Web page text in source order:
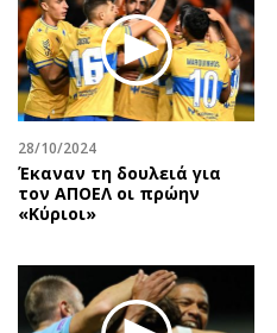
28/10/2024
Έκαναν τη δουλειά για
τον ΑΠΟΕΛ οι πρώην
«Κύριοι»